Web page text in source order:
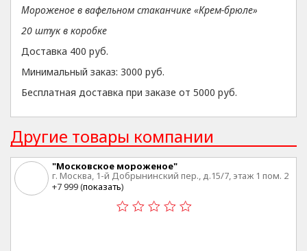
Мороженое в вафельном стаканчике «Крем-брюле»
20 штук в коробке
Доставка 400 руб.
Минимальный заказ: 3000 руб.
Бесплатная доставка при заказе от 5000 руб.
Другие товары компании
"Московское мороженое"
г. Москва, 1-й Добрынинский пер., д.15/7, этаж 1 пом. 2
ком. 3
+7 999 (показать)